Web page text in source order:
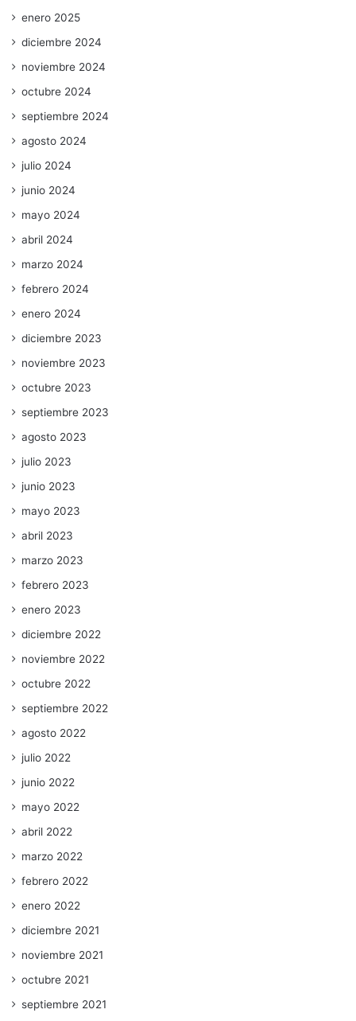
enero 2025
diciembre 2024
noviembre 2024
octubre 2024
septiembre 2024
agosto 2024
julio 2024
junio 2024
mayo 2024
abril 2024
marzo 2024
febrero 2024
enero 2024
diciembre 2023
noviembre 2023
octubre 2023
septiembre 2023
agosto 2023
julio 2023
junio 2023
mayo 2023
abril 2023
marzo 2023
febrero 2023
enero 2023
diciembre 2022
noviembre 2022
octubre 2022
septiembre 2022
agosto 2022
julio 2022
junio 2022
mayo 2022
abril 2022
marzo 2022
febrero 2022
enero 2022
diciembre 2021
noviembre 2021
octubre 2021
septiembre 2021